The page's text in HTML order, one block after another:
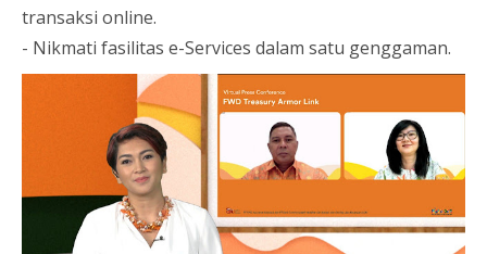
transaksi online.
- Nikmati fasilitas e-Services dalam satu genggaman.